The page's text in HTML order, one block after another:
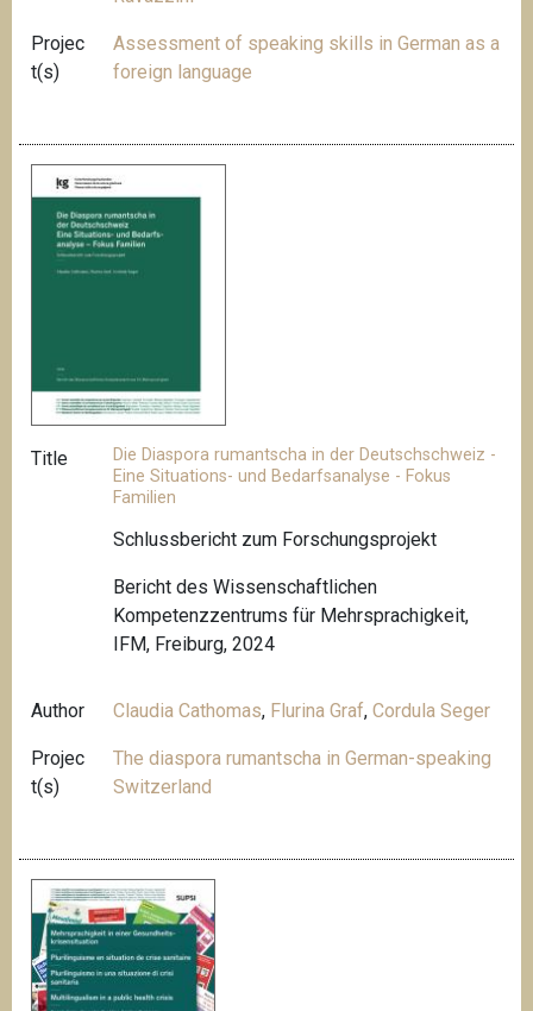
Projec
t(s)
Assessment of speaking skills in German as a
foreign language
Title
Die Diaspora rumantscha in der Deutschschweiz -
Eine Situations- und Bedarfsanalyse - Fokus
Familien
Schlussbericht zum Forschungsprojekt
Bericht des Wissenschaftlichen
Kompetenzzentrums für Mehrsprachigkeit,
IFM, Freiburg, 2024
Author Claudia Cathomas, Flurina Graf,Cordula Seger
Projec
t(s)
The diaspora rumantscha in German-speaking
Switzerland